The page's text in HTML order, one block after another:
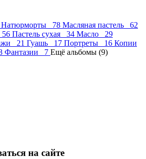
Натюрморты 78 Масляная пастель 62
Пастель сухая 34 Масло 29
21 Гуашь 17 Портреты 16 Копии
Фантазии 7 Ещё альбомы (9)
на сайте